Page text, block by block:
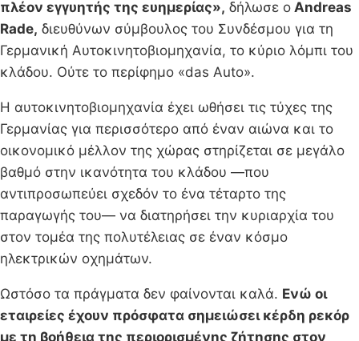
πλέον εγγυητής της ευημερίας», δήλωσε ο Andreas
Rade, διευθύνων σύμβουλος του Συνδέσμου για τη
Γερμανική Αυτοκινητοβιομηχανία, το κύριο λόμπι του
κλάδου. Ούτε το περίφημο «das Auto».
Η αυτοκινητοβιομηχανία έχει ωθήσει τις τύχες της
Γερμανίας για περισσότερο από έναν αιώνα και το
οικονομικό μέλλον της χώρας στηρίζεται σε μεγάλο
βαθμό στην ικανότητα του κλάδου —που
αντιπροσωπεύει σχεδόν το ένα τέταρτο της
παραγωγής του— να διατηρήσει την κυριαρχία του
στον τομέα της πολυτέλειας σε έναν κόσμο
ηλεκτρικών οχημάτων.
Ωστόσο τα πράγματα δεν φαίνονται καλά. Ενώ οι
εταιρείες έχουν πρόσφατα σημειώσει κέρδη ρεκόρ
με τη βοήθεια της περιορισμένης ζήτησης στον